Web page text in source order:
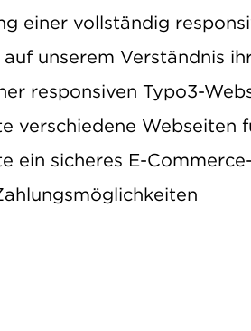
einer vollständig
auf unserem Verständnis
responsiven Typo3-
verschiedene Webseiten
ein sicheres E-